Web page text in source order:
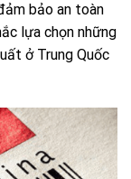
bảo an toàn
lựa chọn những
ở Trung Quốc